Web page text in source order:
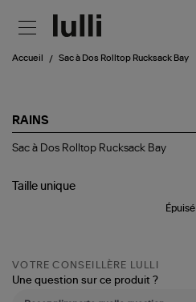
Accueil Sac à Dos Rolltop Rucksack Bay
RAINS
Sac
Rolltop
Sac à Dos Rolltop Rucksack Bay
Taille unique
Épuisé
VOTRE CONSEILLÈRE LULLI
Une question sur ce produit ?